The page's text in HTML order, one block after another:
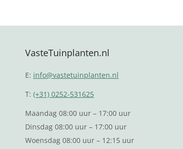
VasteTuinplanten.nl
E: info@vastetuinplanten.nl
T:(+31) 0252-531625
Maandag 08:00 uur – 17:00 uur
Dinsdag 08:00 uur – 17:00 uur
Woensdag 08:00 uur – 12:15 uur